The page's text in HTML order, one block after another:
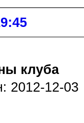
клуба
2012-12-03